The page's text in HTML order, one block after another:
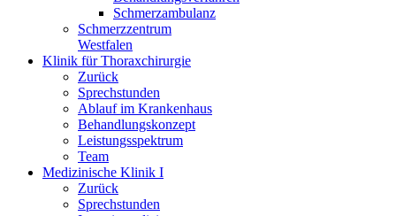
Schmerzambulanz
Schmerzzentrum
Westfalen
Klinik für Thoraxchirurgie
Zurück
Sprechstunden
Ablauf im Krankenhaus
Behandlungskonzept
Leistungsspektrum
Team
Medizinische Klinik I
Zurück
Sprechstunden